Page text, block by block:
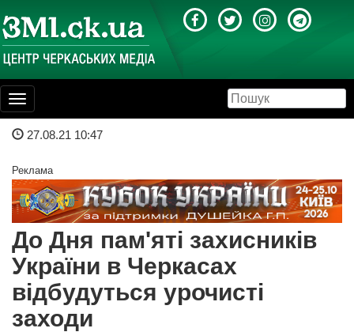
Toggle
navigation
27.08.21 10:47
Реклама
До Дня пам'яті захисників
України в Черкасах
відбудуться урочисті
заходи